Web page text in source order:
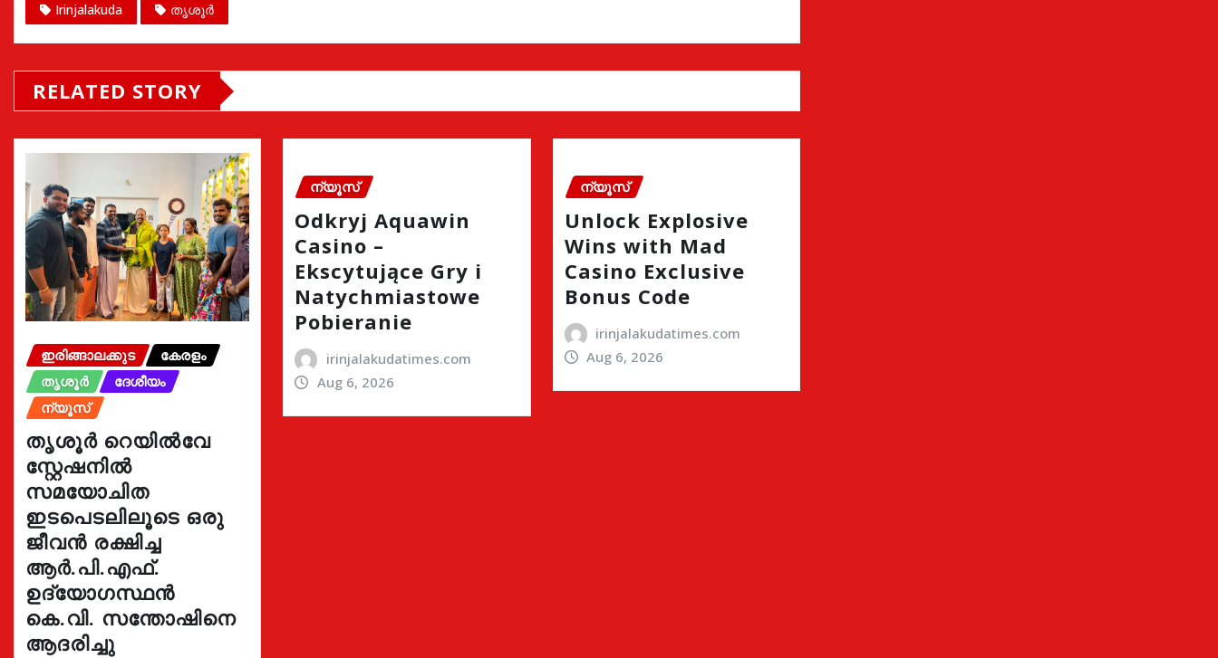
Irinjalakuda തൃശൂർ
RELATED STORY
ഇരിങ്ങാലക്കുട
കേരളം
തൃശൂർ
ദേശീയം
ന്യൂസ്
തൃശൂർ റെയിൽവേ
സ്റ്റേഷനിൽ
സമയോചിത
ഇടപെടലിലൂടെ ഒരു
ജീവൻ രക്ഷിച്ച
ആർ.പി.എഫ്.
ഉദ്യോഗസ്ഥൻ
കെ.വി. സന്തോഷിനെ
ആദരിച്ചു
ന്യൂസ്
Odkryj Aquawin
Casino –
Ekscytujące Gry i
Natychmiastowe
Pobieranie
irinjalakudatimes.com
Aug 6, 2026
ന്യൂസ്
Unlock Explosive
Wins with Mad
Casino Exclusive
Bonus Code
irinjalakudatimes.com
Aug 6, 2026